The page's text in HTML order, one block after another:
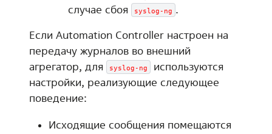
случае сбоя
syslog-ng .
Если Automation Controller настроен на
передачу журналов во внешний
агрегатор, для
syslog-ng
используются
настройки, реализующие следующее
поведение:
Исходящие сообщения помещаются